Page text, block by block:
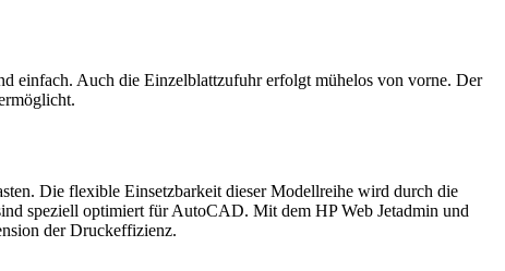
einfach. Auch die Einzelblattzufuhr erfolgt mühelos von vorne. Der
Die flexible Einsetzbarkeit dieser Modellreihe wird durch die
speziell optimiert für AutoCAD. Mit dem HP Web Jetadmin und
der Druckeffizienz.